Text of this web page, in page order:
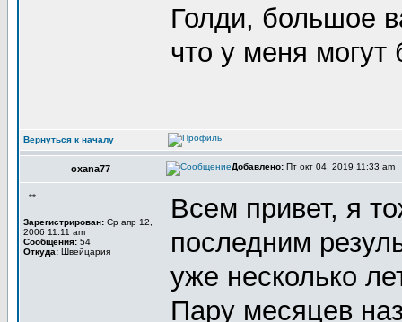
Голди, большое
что у меня могут
Вернуться к началу
oxana77 Добавлено: Пт окт 04, 2019 11:33 am
**
Зарегистрирован: Ср апр 12,
2006 11:11 am
Сообщения: 54
Откуда: Швейцария
Всем привет, я
последним
уже несколько
Пару месяцев